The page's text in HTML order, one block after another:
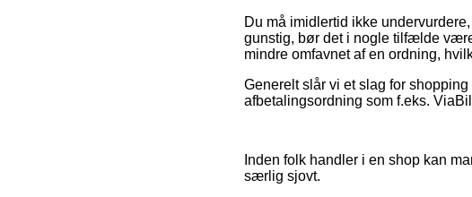
Du må imidlertid ikke
gunstig, bør det i nogle tilfælde
mindre omfavnet af en ordning,
Generelt slår vi et slag for
afbetalingsordning som f.eks.
Inden folk handler i en shop kan
særlig sjovt.